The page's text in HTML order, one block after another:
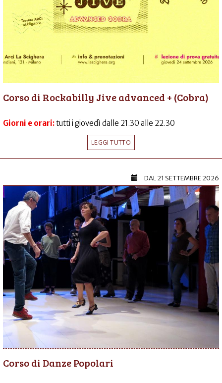
Corso di Rockabilly Jive advanced + (Cobra)
Giorni e orari:tutti i giovedì dalle 21.30 alle 22.30
LEGGI TUTTO
DAL21 SETTEMBRE 2026
Corso di Danze Popolari